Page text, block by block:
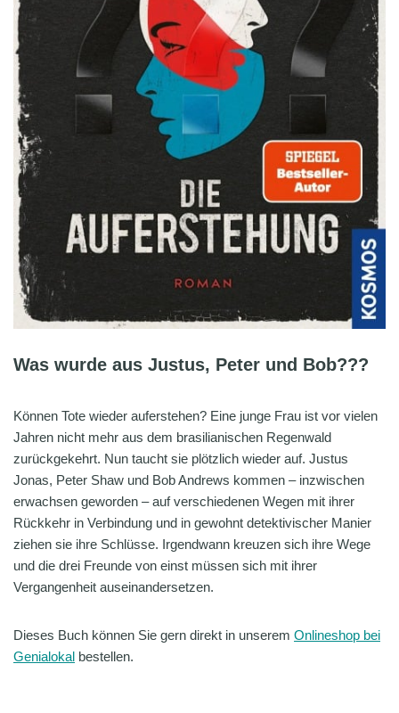
Was wurde aus Justus, Peter und Bob???
Können Tote wieder auferstehen? Eine junge Frau ist vor vielen
Jahren nicht mehr aus dem brasilianischen Regenwald
zurückgekehrt. Nun taucht sie plötzlich wieder auf. Justus
Jonas, Peter Shaw und Bob Andrews kommen – inzwischen
erwachsen geworden – auf verschiedenen Wegen mit ihrer
Rückkehr in Verbindung und in gewohnt detektivischer Manier
ziehen sie ihre Schlüsse. Irgendwann kreuzen sich ihre Wege
und die drei Freunde von einst müssen sich mit ihrer
Vergangenheit auseinandersetzen.
Dieses Buch können Sie gern direkt in unserem Onlineshop bei
Genialokal bestellen.